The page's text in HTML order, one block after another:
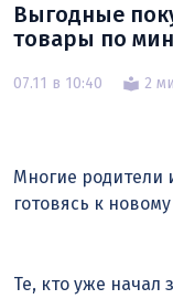
Выгодные
товары по
07.11 в 10:40 2
Многие родители
готовясь к
Те, кто уже начал